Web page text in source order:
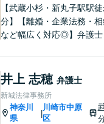
【武蔵小杉・新丸子駅駅
分】【離婚・企業法務・
など幅広く対応◎】弁護士
ます。皆様の人生の岐路に
摯に向き合います。まずは
気軽にご相談ください！
井上 志穂 弁護士
新城法律事務所
神奈川
県
|
川崎市中原
区